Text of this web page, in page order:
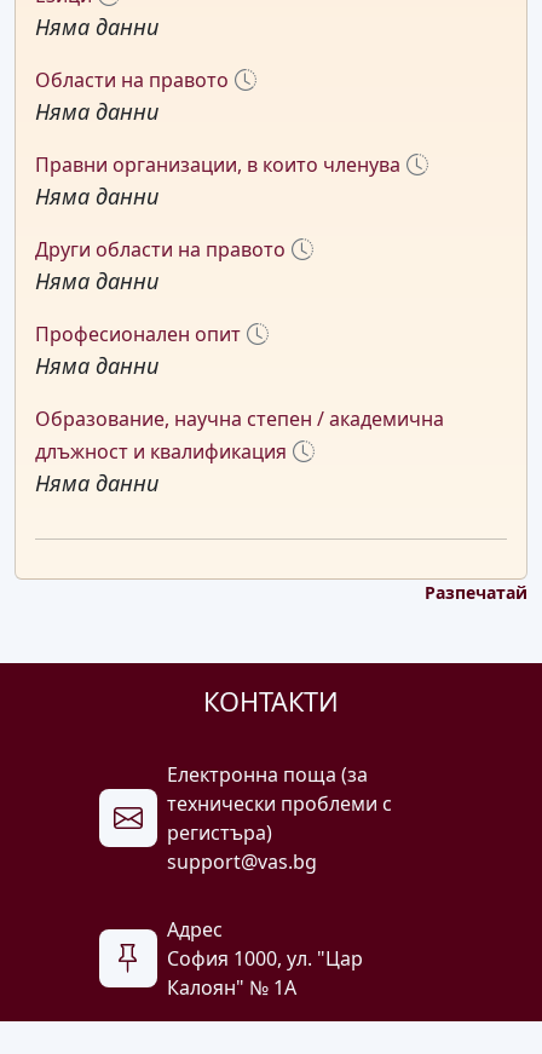
Няма данни
Области на правото
Няма данни
Правни организации, в които членува
Няма данни
Други области на правото
Няма данни
Професионален опит
Няма данни
Образование, научна степен / академична
длъжност и квалификация
Няма данни
Разпечатай
КОНТАКТИ
Електронна поща (за
технически проблеми с
регистъра)
support@vas.bg
Адрес
София 1000, ул. "Цар
Калоян" № 1A